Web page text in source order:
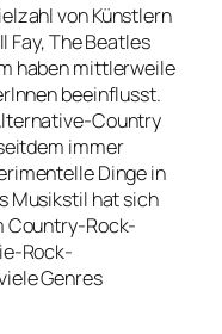
von Künstlern
Fay, The Beatles
haben mittlerweile
beeinflusst.
Country
immer
Dinge in
Musikstil hat sich
Country-Rock-
Rock-
Genres